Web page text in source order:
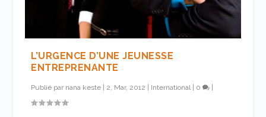
L’URGENCE D’UNE JEUNESSE
ENTREPRENANTE
Publié par nana keste | 2, Mar, 2012 | International | 0 |